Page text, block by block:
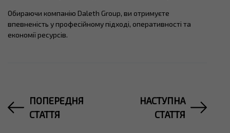
Обираючи компанію Daleth Group, ви отримуєте
впевненість у професійному підході, оперативності та
економії ресурсів.
ПОПЕРЕДНЯ
СТАТТЯ
НАСТУПНА
СТАТТЯ